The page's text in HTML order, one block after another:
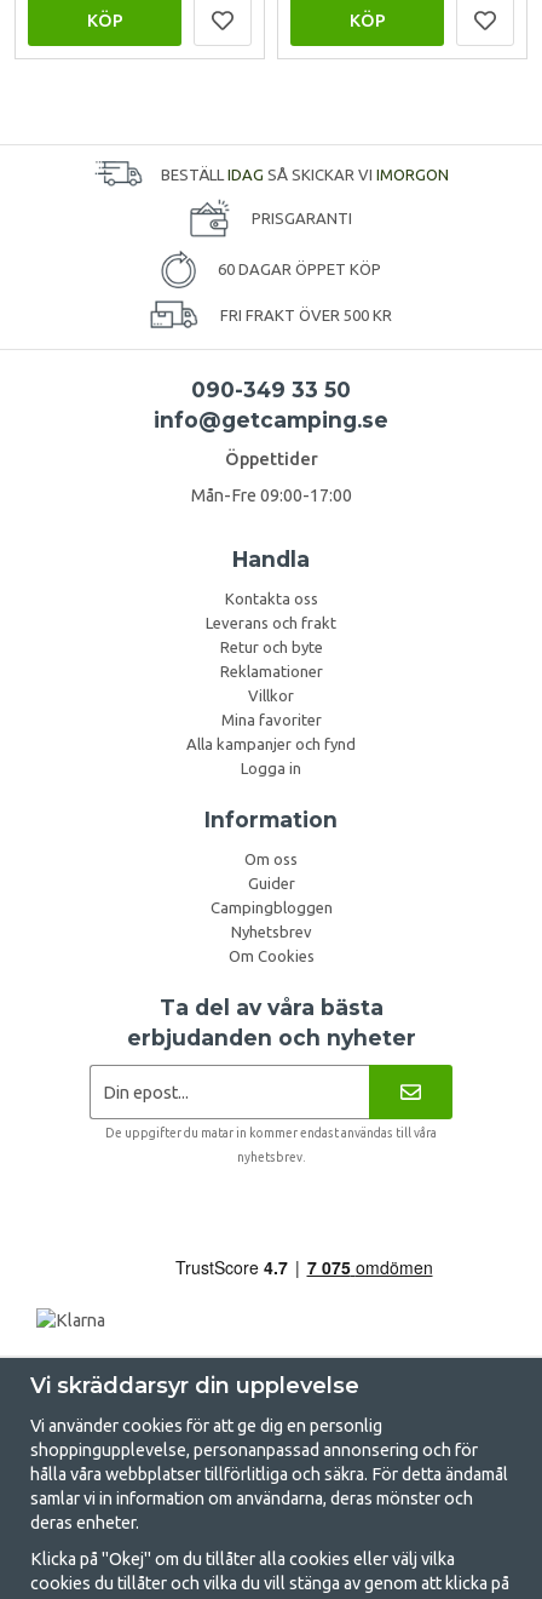
KÖP KÖP
BESTÄLL IDAG SÅ SKICKAR VI IMORGON
PRISGARANTI
60 DAGAR ÖPPET KÖP
FRI FRAKT ÖVER 500 KR
090-349 33 50
info@getcamping.se
Öppettider
Mån-Fre 09:00-17:00
Handla
Kontakta oss
Leverans och frakt
Retur och byte
Reklamationer
Villkor
Mina favoriter
Alla kampanjer och fynd
Logga in
Information
Om oss
Guider
Campingbloggen
Nyhetsbrev
Om Cookies
Ta del av våra bästa
erbjudanden och nyheter
De uppgifter du matar in kommer endast användas till våra
nyhetsbrev.
GetCamping.se - Din butik för camping
och uteliv
Att campa kan antingen vara en livsstil eller ett sätt att samla familjen
Vi skräddarsyr din upplevelse
Vi använder cookies för att ge dig en personlig
shoppingupplevelse, personanpassad annonsering och för
hålla våra webbplatser tillförlitliga och säkra. För detta ändamål
samlar vi in information om användarna, deras mönster och
deras enheter.
Klicka på "Okej" om du tillåter alla cookies eller välj vilka
cookies du tillåter och vilka du vill stänga av genom att klicka på